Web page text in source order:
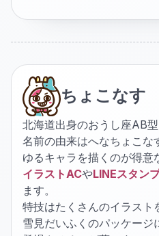
ちょこなす
北海道出身のおうし座AB型
名前の由来はへなちょこな
ゆるキャラを描くのが得意
イラストACやLINEスタン
ます。
特技はたくさんのイラスト
雪見だいふくのパッケージ